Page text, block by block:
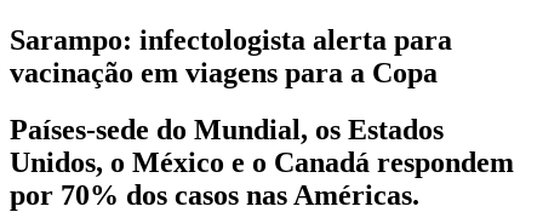
Sarampo: infectologista alerta para
vacinação em viagens para a Copa
Países-sede do Mundial, os Estados
Unidos, o México e o Canadá respondem
por 70% dos casos nas Américas.